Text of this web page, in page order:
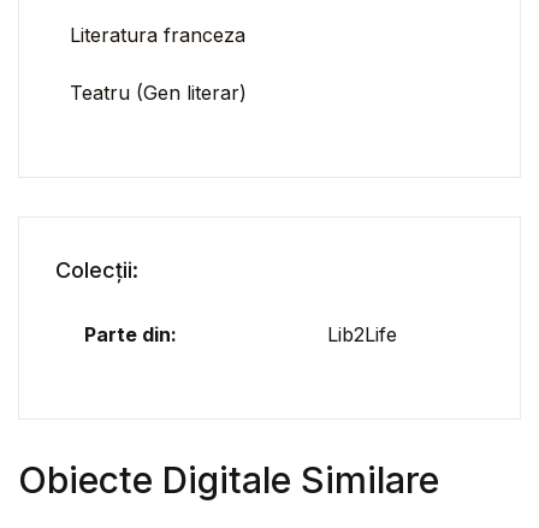
Literatura franceza
Teatru (Gen literar)
Colecții:
Parte din: Lib2Life
Obiecte Digitale Similare